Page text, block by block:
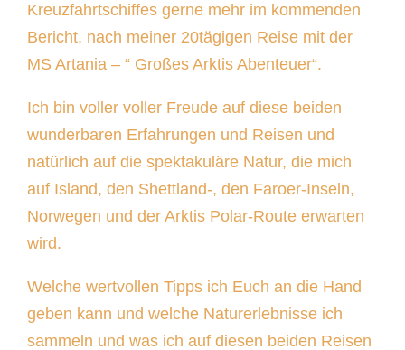
Kreuzfahrtschiffes gerne mehr im kommenden
Bericht, nach meiner 20tägigen Reise mit der
MS Artania – “ Großes Arktis Abenteuer“.
Ich bin voller voller Freude auf diese beiden
wunderbaren Erfahrungen und Reisen und
natürlich auf die spektakuläre Natur, die mich
auf Island, den Shettland-, den Faroer-Inseln,
Norwegen und der Arktis Polar-Route erwarten
wird.
Welche wertvollen Tipps ich Euch an die Hand
geben kann und welche Naturerlebnisse ich
sammeln und was ich auf diesen beiden Reisen